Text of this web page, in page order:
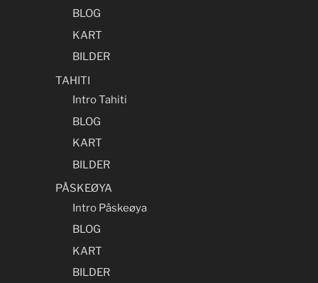
BLOG
KART
BILDER
TAHITI
Intro Tahiti
BLOG
KART
BILDER
PÅSKEØYA
Intro Påskeøya
BLOG
KART
BILDER